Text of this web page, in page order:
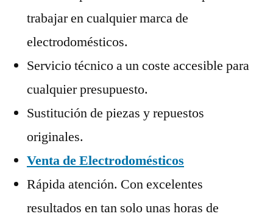
trabajar en cualquier marca de
electrodomésticos.
Servicio técnico a un coste accesible para
cualquier presupuesto.
Sustitución de piezas y repuestos
originales.
Venta de Electrodomésticos
Rápida atención. Con excelentes
resultados en tan solo unas horas de